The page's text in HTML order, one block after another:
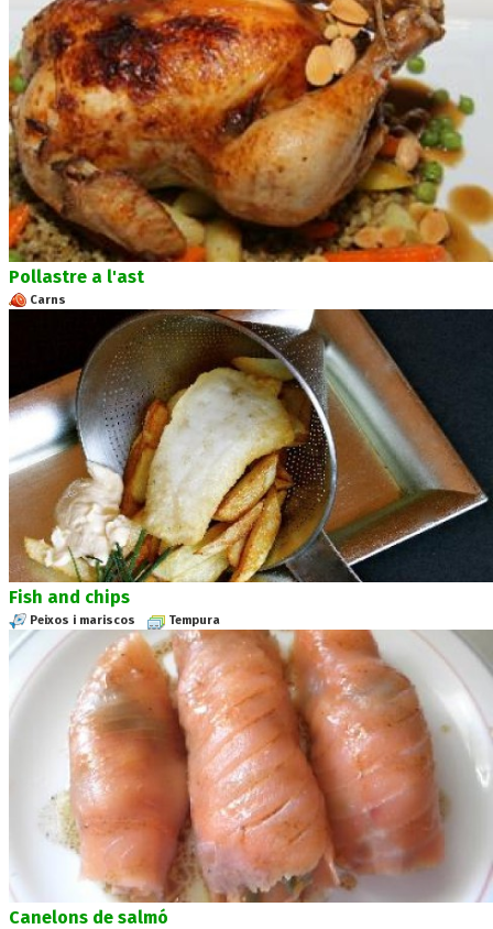
Pollastre a l'ast
Carns
Fish and chips
Peixos i mariscos Tempura
Canelons de salmó